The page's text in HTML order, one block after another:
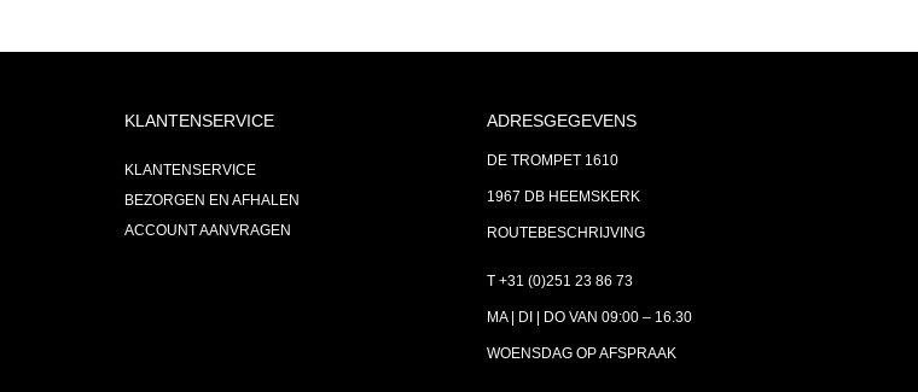
KLANTENSERVICE
KLANTENSERVICE
BEZORGEN EN AFHALEN
ACCOUNT AANVRAGEN
ADRESGEGEVENS
DE TROMPET 1610
1967 DB HEEMSKERK
ROUTEBESCHRIJVING
T +31 (0)251 23 86 73
MA | DI | DO VAN 09:00 – 16.30
WOENSDAG OP AFSPRAAK